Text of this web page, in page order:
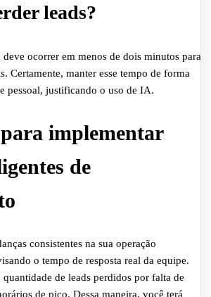
leads?
deve ocorrer em menos de dois minutos para
Certamente, manter esse tempo de forma
pessoal, justificando o uso de IA.
implementar
de
consistentes na sua operação
o tempo de resposta real da equipe.
de leads perdidos por falta de
de pico. Dessa maneira, você terá